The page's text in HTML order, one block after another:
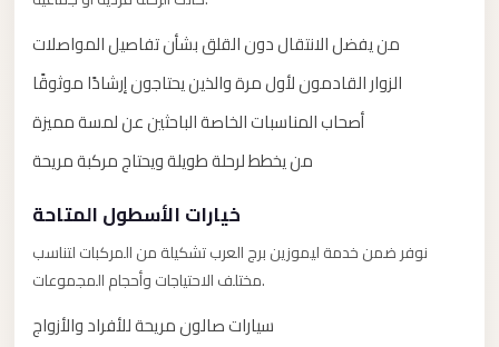
من يفضل الانتقال دون القلق بشأن تفاصيل المواصلات
الزوار القادمون لأول مرة والذين يحتاجون إرشادًا موثوقًا
أصحاب المناسبات الخاصة الباحثين عن لمسة مميزة
من يخطط لرحلة طويلة ويحتاج مركبة مريحة
خيارات الأسطول المتاحة
نوفر ضمن خدمة ليموزين برج العرب تشكيلة من المركبات لتناسب
مختلف الاحتياجات وأحجام المجموعات.
سيارات صالون مريحة للأفراد والأزواج
Sheikh
Transfer
from
Sheikh
Taxi
Sharm